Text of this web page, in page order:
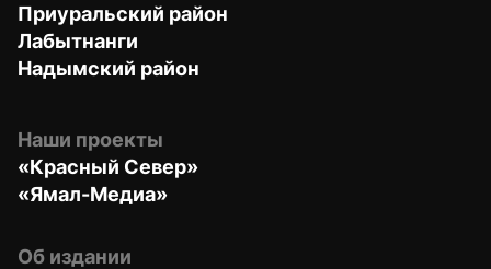
Приуральский район
Лабытнанги
Надымский район
Наши проекты
«Красный Север»
«Ямал-Медиа»
Об издании